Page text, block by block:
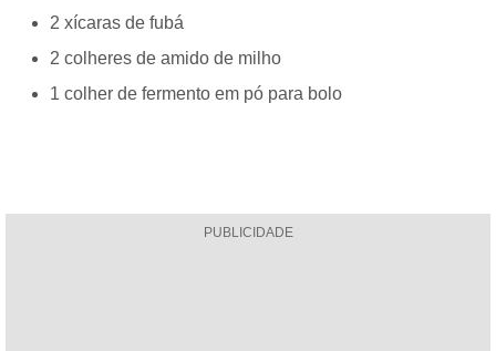
2 xícaras de fubá
2 colheres de amido de milho
1 colher de fermento em pó para bolo
PUBLICIDADE